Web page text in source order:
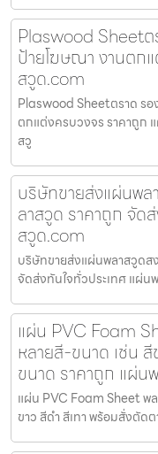
Plaswood Sheetต
ป้ายโฆษณา งานตก
สวูด.com
Plaswood Sheetตราด รอ
ตกแต่งครบวงจร ราคาถูก
สวู
บริษัทขายส่งแผ่นพล
ลาสวูด ราคาถูก จัด
สวูด.com
บริษัทขายส่งแผ่นพลาสวูดส
จัดส่งทันใจทั่วประเทศ แผ่
แผ่น PVC Foam
หลายสี-ขนาด เช่น
ขนาด ราคาถูก แผ่น
แผ่น PVC Foam Sheet พ
ขาว สีดำ สีเทา พร้อมสั่งตัด